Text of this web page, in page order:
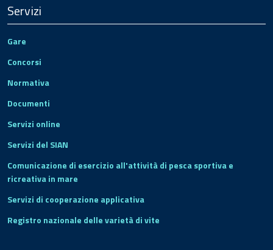
Servizi
Gare
Concorsi
Normativa
Documenti
Servizi online
Servizi del SIAN
Comunicazione di esercizio all'attività di pesca sportiva e
ricreativa in mare
Servizi di cooperazione applicativa
Registro nazionale delle varietà di vite